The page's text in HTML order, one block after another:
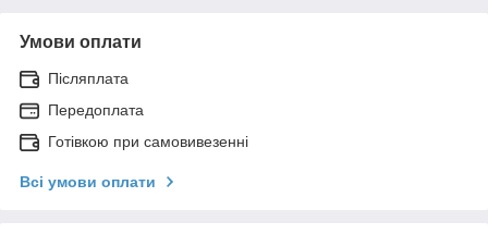
Умови оплати
Післяплата
Передоплата
Готівкою при самовивезенні
Всі умови оплати